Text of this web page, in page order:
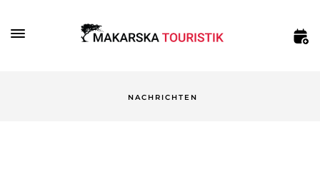
NACHRICHTEN